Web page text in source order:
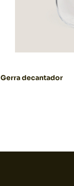
Gerra decantador